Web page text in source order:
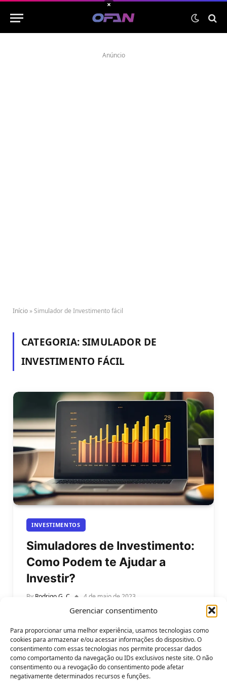
Gerenciar consentimento
Para proporcionar uma melhor experiência, usamos tecnologias como
cookies para armazenar e/ou acessar informações do dispositivo. O
consentimento com essas tecnologias nos permite processar dados
como comportamento da navegação ou IDs exclusivos neste site. O não
consentimento ou a revogação do consentimento pode afetar
negativamente determinados recursos e funções.
Anúncio
Início »Simulador de Investimento fácil
CATEGORIA:SIMULADOR DE
INVESTIMENTO FÁCIL
INVESTIMENTOS
Simuladores de Investimento:
Como Podem te Ajudar a
Investir?
By Rodrigo G. C 4 de maio de 2023
Simuladores de Investimento: Como podem te
ajudar a investir? Investir o dinheiro é um dos
principais desafios para muitas pessoas.…
×